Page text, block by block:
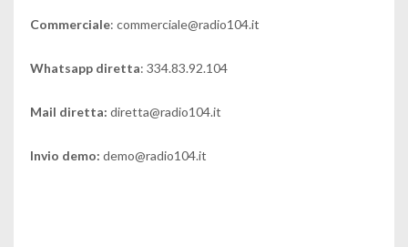
Commerciale: commerciale@radio104.it
Whatsapp diretta: 334.83.92.104
Mail diretta: diretta@radio104.it
Invio demo: demo@radio104.it